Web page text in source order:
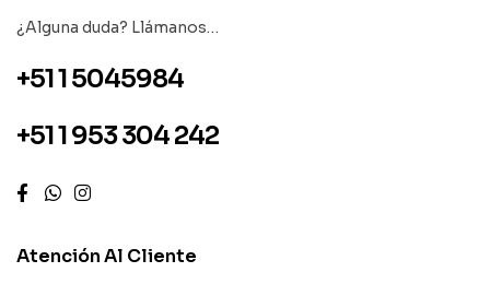
¿Alguna duda? Llámanos…
+51 1 5045984
+51 1 953 304 242
Atención Al Cliente